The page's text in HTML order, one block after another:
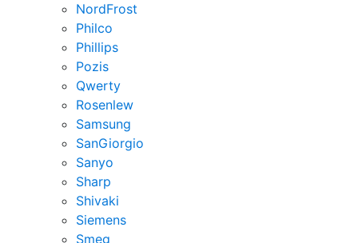
NordFrost
Philco
Phillips
Pozis
Qwerty
Rosenlew
Samsung
SanGiorgio
Sanyo
Sharp
Shivaki
Siemens
Smeg